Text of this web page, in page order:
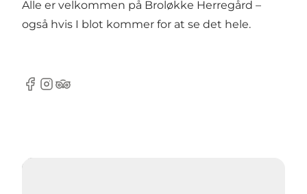
Alle er velkommen på Broløkke Herregård –
også hvis I blot kommer for at se det hele.
Facebook
Instagram
Tripadvisor